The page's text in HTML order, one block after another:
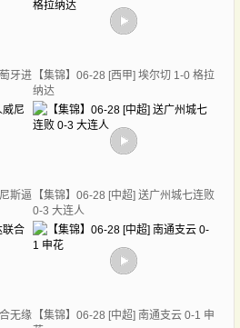
牙进 【集锦】06-28 [西甲] 埃尔切 1-0 格拉
纳达
斯逼
【集锦】06-28 [中超] 送广州城七连败
0-3 大连人
无缘 【集锦】06-28 [中超] 南通支云 0-1 申